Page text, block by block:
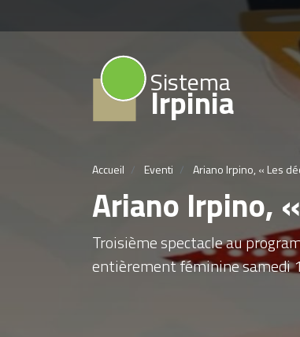
Sistema
Irpinia
Accueil Eventi Ariano Irpino, « Les
Ariano Irpino,
Troisième spectacle au
entièrement féminine samedi